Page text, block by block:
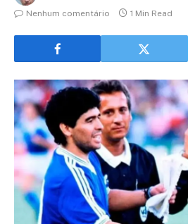
Nenhum comentário
1 Min Read